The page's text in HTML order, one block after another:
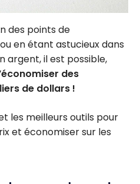
des points de
en étant astucieux dans
argent, il est possible,
des
de dollars !
les meilleurs outils pour
et économiser sur les